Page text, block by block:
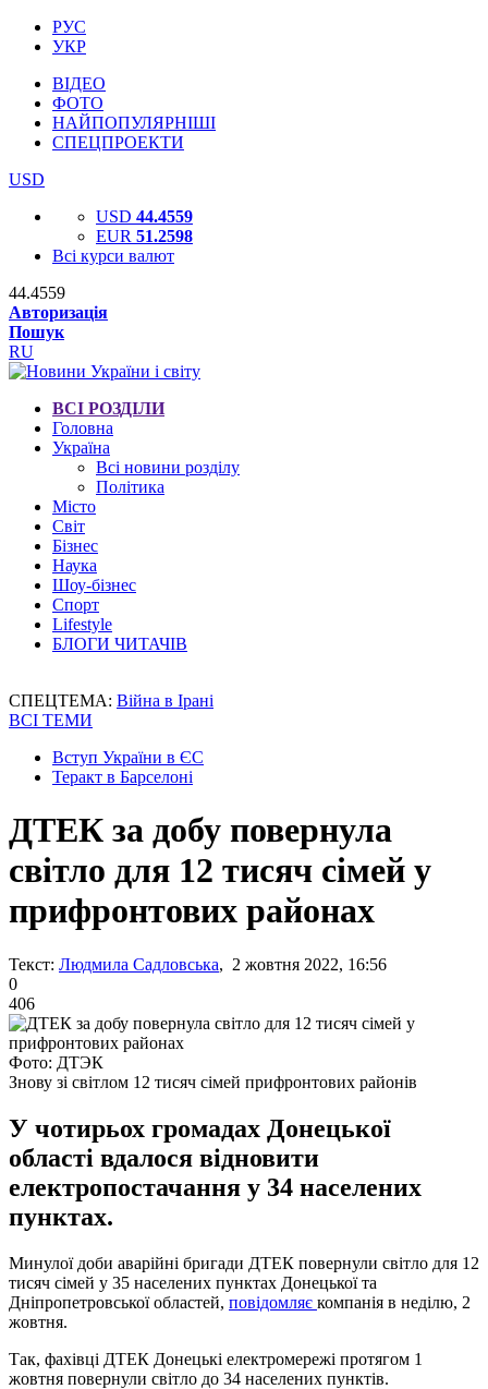
РУС
УКР
ВІДЕО
ФОТО
НАЙПОПУЛЯРНІШІ
СПЕЦПРОЕКТИ
USD
USD 44.4559
EUR 51.2598
Всі курси валют
44.4559
Авторизація
Пошук
RU
ВСІ РОЗДІЛИ
Головна
Україна
Всі новини розділу
Політика
Місто
Світ
Бізнес
Наука
Шоу-бізнес
Спорт
Lifestyle
БЛОГИ ЧИТАЧІВ
СПЕЦТЕМА: Війна в Ірані
ВСІ ТЕМИ
Вступ України в ЄС
Теракт в Барселоні
ДТЕК за добу повернула
світло для 12 тисяч сімей у
прифронтових районах
Текст: Людмила Садловська, 2 жовтня 2022, 16:56
0
406
Фото: ДТЭК
Знову зі світлом 12 тисяч сімей прифронтових районів
У чотирьох громадах Донецької
області вдалося відновити
електропостачання у 34 населених
пунктах.
Минулої доби аварійні бригади ДТЕК повернули світло для 12
тисяч сімей у 35 населених пунктах Донецької та
Дніпропетровської областей, повідомляє компанія в неділю, 2
жовтня.
Так, фахівці ДТЕК Донецькі електромережі протягом 1
жовтня повернули світло до 34 населених пунктів.